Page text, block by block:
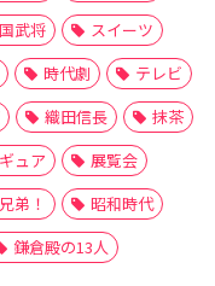
武将
スイーツ
時代劇
テレビ
織田信長
抹茶
ュア
展覧会
弟！
昭和時代
鎌倉殿の13人